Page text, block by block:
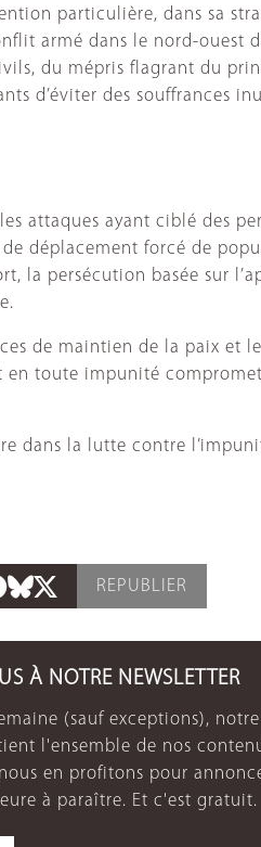
particulière, dans sa
armé dans le nord-
du mépris flagrant du
d’éviter des souffrances
attaques ayant ciblé des
déplacement forcé de
la persécution basée sur
de maintien de la paix et
toute impunité
dans la lutte contre
REPUBLIER
À NOTRE NEWSLETTER
(sauf exceptions),
l'ensemble de nos
en profitons pour
à paraître. Et c'est gratuit.